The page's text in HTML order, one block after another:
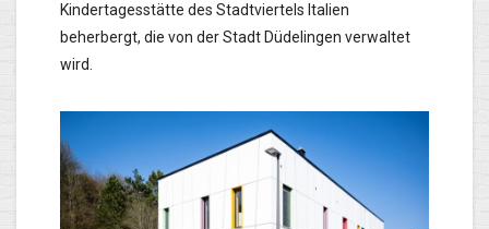
Kindertagesstätte des Stadtviertels Italien
beherbergt, die von der Stadt Düdelingen verwaltet
wird.